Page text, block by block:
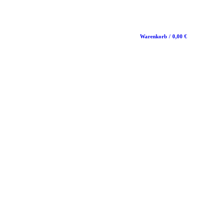
Warenkorb / 0,00€